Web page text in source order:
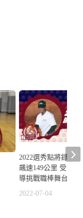
2022選秀點將錄》
飆速149公里 受「大
導挑戰職棒舞台
2022-07-04